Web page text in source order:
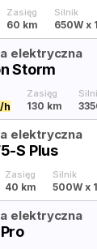
Zasięg
60 km
Silnik
650W x 1
elektryczna
Storm
h
Zasięg
130 km
elektryczna
S Plus
Zasięg
40 km
Silnik
500W x 1
elektryczna